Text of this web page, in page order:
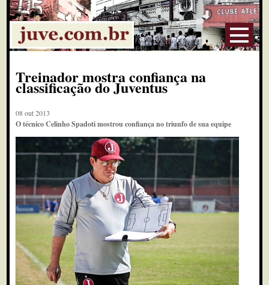
Treinador mostra confiança na
classificação do Juventus
08 out 2013
O técnico Celinho Spadoti mostrou confiança no triunfo de sua equipe